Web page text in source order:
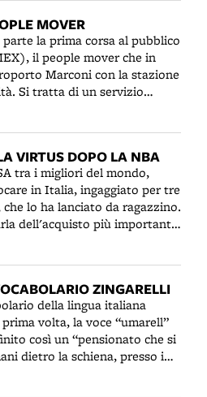
comprovate da
le gelaterie limitano
alla consegna a domicilio. Le
anche le limitazioni
Regione, che puntano a
Le grandi e medie strutture di
prefestivi e festivi. Nei
anche i negozi al dettaglio.
solo fuori dalle zone
MOVER
la prima corsa al pubblico
il people mover che in
Marconi con la stazione
Si tratta di un servizio
con navette che
una fermata intermedia al
Studio dell'arch. Massimo
stata realizzata ed è gestita
Dopo diversi rinvii - e non
Mover inizia finalmente il
sanitaria dovuta
il traffico aereo e ferroviario
viaggia con una sola
15 minuti. La capienza è
con l'obbligo di
VIRTUS DOPO LA NBA
tra i migliori del mondo,
in Italia, ingaggiato per tre
lo ha lanciato da ragazzino.
dell'acquisto più importante
il basket italiano. Originario
nella squadra rivale della
italiano ad aver vinto un
di tiri da tre punti (NBA
il campionato italiano ha
il numero 3, che gli ha
mentre in EuroCup ha
ha giocato a Philadelphia.
ZINGARELLI
della lingua italiana
volta, la voce “umarell”
così un “pensionato che si
dietro la schiena, presso i
facendo domande, dando